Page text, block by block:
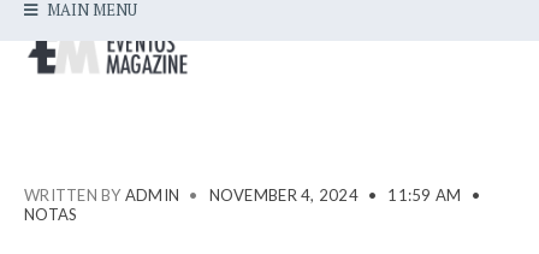
MAIN MENU
WRITTEN BY ADMIN • NOVEMBER 4, 2024 • 11:59 AM
•
NOTAS